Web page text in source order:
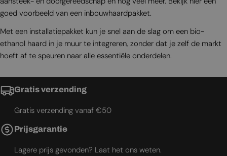
goed voorbeeld van een inbouwhaardpakket.
Met een installatiepakket kun je snel aan de slag om een bio-
ethanol haard in je muur te integreren, zonder dat je zelf de markt
hoeft af te speuren naar alle essentiële onderdelen.
Gratis verzending
Gratis verzending vanaf €50
Prijsgarantie
Lagere prijs gevonden? Laat het ons weten.